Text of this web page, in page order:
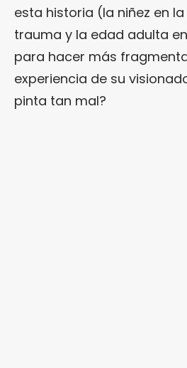
esta historia (la niñez en
trauma y la edad adulta
para hacer más
experiencia de su
pinta tan mal?